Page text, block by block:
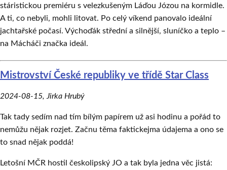
stáristickou premiéru s velezkušeným Láďou Józou na kormidle.
A ti, co nebyli, mohli litovat. Po celý víkend panovalo ideální
jachtařské počasí. Výchoďák střední a silnější, sluníčko a teplo –
na Mácháči značka ideál.
Mistrovství České republiky ve třídě Star Class
2024-08-15, Jirka Hrubý
Tak tady sedím nad tím bílým papírem už asi hodinu a pořád to
nemůžu nějak rozjet. Začnu těma faktickejma údajema a ono se
to snad nějak poddá!
Letošní MČR hostil českolipský JO a tak byla jedna věc jistá: